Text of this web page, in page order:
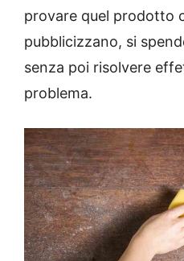
provare quel prodotto
pubblicizzano, si
senza poi risolvere
problema.